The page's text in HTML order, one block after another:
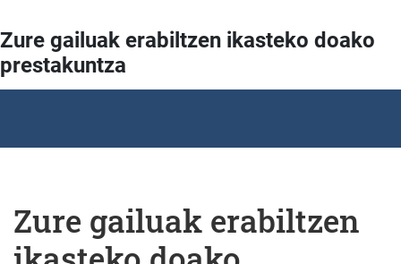
Zure gailuak erabiltzen ikasteko doako
prestakuntza
Zure gailuak erabiltzen